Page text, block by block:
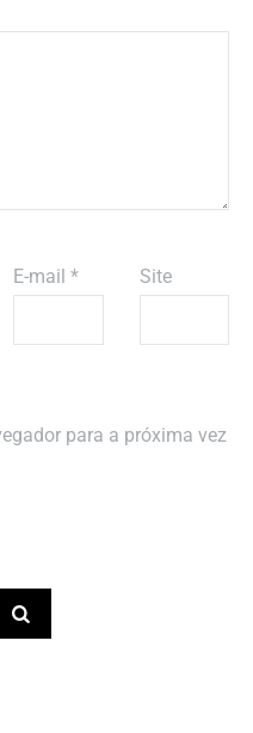
E-mail * Site
para a próxima vez